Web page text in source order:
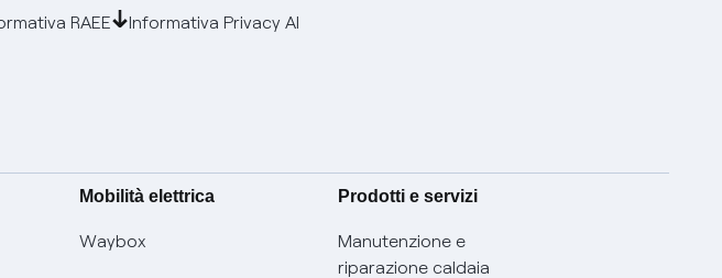
RAEE Informativa Privacy AI
Mobilità elettrica
Waybox
Prodotti e servizi
Manutenzione e
riparazione caldaia